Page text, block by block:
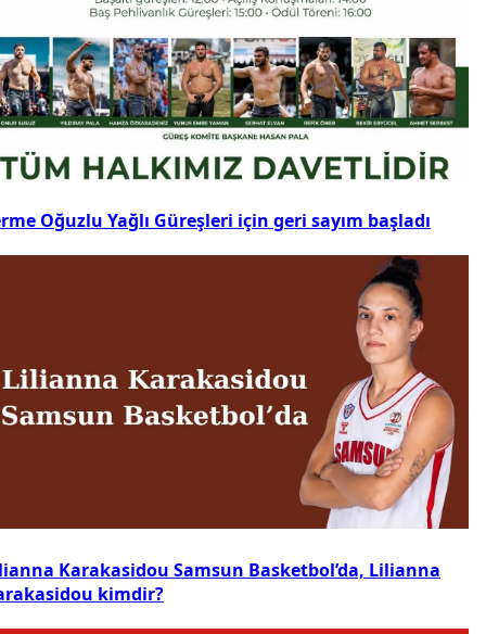
Oğuzlu Yağlı Güreşleri için geri sayım başladı
Karakasidou Samsun Basketbol’da, Lilianna
kimdir?